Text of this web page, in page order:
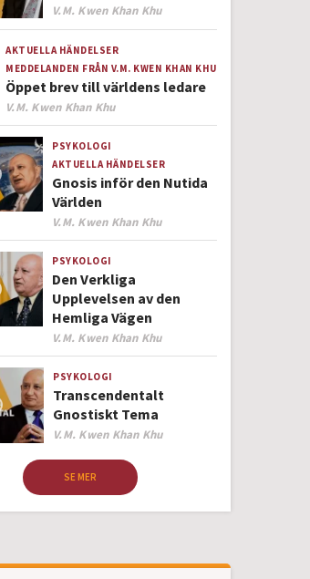
Author
V.M. Kwen Khan Khu
AKTUELLA HÄNDELSER
MEDDELANDEN FRÅN V.M. KWEN KHAN KHU
Öppet brev till världens ledare
Author
V.M. Kwen Khan Khu
PSYKOLOGI
AKTUELLA HÄNDELSER
Gnosis inför den Nutida
Världen
Author
V.M. Kwen Khan Khu
PSYKOLOGI
Den Verkliga
Upplevelsen av den
Hemliga Vägen
Author
V.M. Kwen Khan Khu
PSYKOLOGI
Transcendentalt
Gnostiskt Tema
Author
V.M. Kwen Khan Khu
SE MER